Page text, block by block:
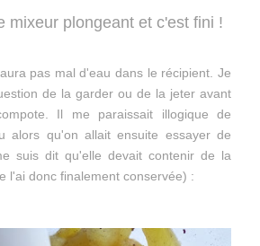
mixeur plongeant et c'est fini !
pas mal d'eau dans le récipient. Je
de la garder ou de la jeter avant
Il me paraissait illogique de
alors qu'on allait ensuite essayer de
suis dit qu'elle devait contenir de la
l'ai donc finalement conservée) :